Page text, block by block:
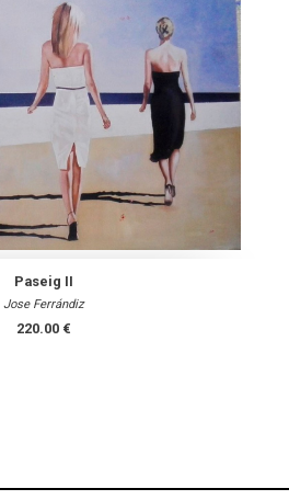
Paseig II
Jose Ferrándiz
220.00 €